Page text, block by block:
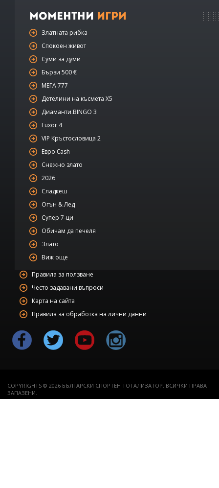
Моментни Игри
Златната рибка
Спокоен живот
Суми за думи
Бързи 500 €
МЕГА 777
Детелини на късмета Х5
Диаманти.BINGO 3
Luxor 4
VIP Кръстословица 2
Евро €ash
Снежно злато
2026
Сладкеш
Огън & Лед
Супер 7-ци
Обичам да печеля
Злато
Виж още
Правила за ползване
Често задавани въпроси
Карта на сайта
Правила за обработка на лични данни
COPYRIGHTS © 2026 БЪЛГАРСКИ СПОРТЕН ТОТАЛИЗАТОР. ВСИЧКИ ПРАВА
ЗАПАЗЕНИ.